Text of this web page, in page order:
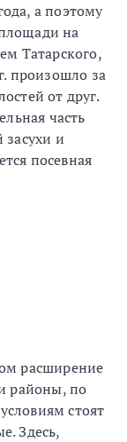
а поэтому
на
Татарского,
произошло за
от друг.
часть
засухи и
посевная
расширение
районы, по
стоят
Здесь,